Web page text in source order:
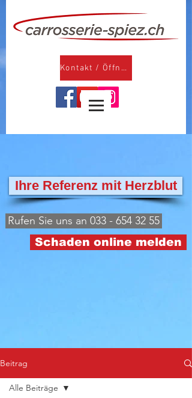
Kontakt / Öffnungszeiten
Ihre Referenz mit Herzblut
Rufen Sie uns an 033 - 654 32 55
Schaden online melden
Beitrag
Alle Beiträge